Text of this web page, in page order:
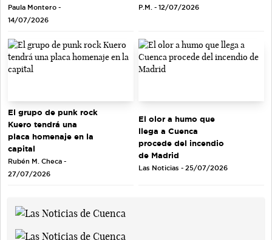
Paula Montero -
14/07/2026
P.M. - 12/07/2026
El grupo de punk rock
Kuero tendrá una
placa homenaje en la
capital
Rubén M. Checa -
27/07/2026
El olor a humo que
llega a Cuenca
procede del incendio
de Madrid
Las Noticias - 25/07/2026